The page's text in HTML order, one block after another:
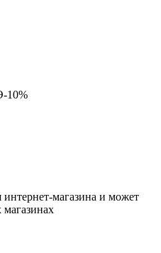
10%
интернет-магазина и может
магазинах